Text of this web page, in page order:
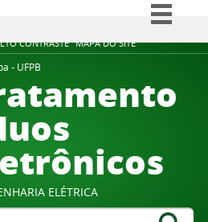
CONTRASTE MAPA DO SITE
Simplifique!
Participe
Canais
- UFPB
ELÉTRICA